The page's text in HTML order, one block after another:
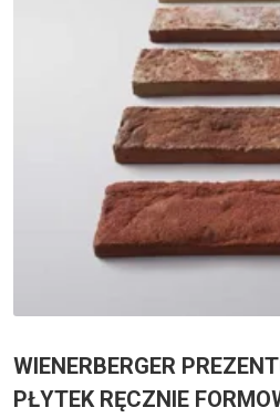
WIENERBERGER
PŁYTEK RĘCZNIE